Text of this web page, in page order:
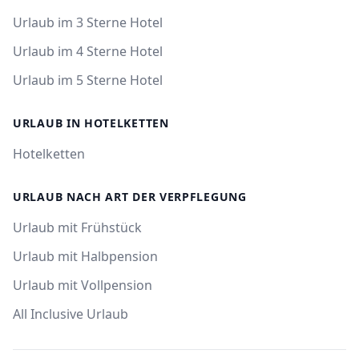
Urlaub im 3 Sterne Hotel
Urlaub im 4 Sterne Hotel
Urlaub im 5 Sterne Hotel
URLAUB IN HOTELKETTEN
Hotelketten
URLAUB NACH ART DER VERPFLEGUNG
Urlaub mit Frühstück
Urlaub mit Halbpension
Urlaub mit Vollpension
All Inclusive Urlaub